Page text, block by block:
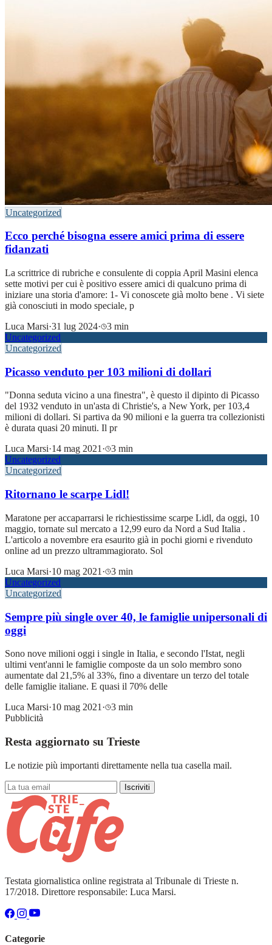
Uncategorized
Ecco perché bisogna essere amici prima di essere
fidanzati
La scrittrice di rubriche e consulente di coppia April Masini elenca
sette motivi per cui è positivo essere amici di qualcuno prima di
iniziare una storia d'amore: 1- Vi conoscete già molto bene . Vi siete
già conosciuti in modo speciale, p
Luca Marsi·31 lug 2024·
3 min
Uncategorized
Uncategorized
Picasso venduto per 103 milioni di dollari
"Donna seduta vicino a una finestra", è questo il dipinto di Picasso
del 1932 venduto in un'asta di Christie's, a New York, per 103,4
milioni di dollari. Si partiva da 90 milioni e la guerra tra collezionisti
è durata quasi 20 minuti. Il pr
Luca Marsi·14 mag 2021·
3 min
Uncategorized
Uncategorized
Ritornano le scarpe Lidl!
Maratone per accaparrarsi le richiestissime scarpe Lidl, da oggi, 10
maggio, tornate sul mercato a 12,99 euro da Nord a Sud Italia .
L'articolo a novembre era esaurito già in pochi giorni e rivenduto
online ad un prezzo ultrammagiorato. Sol
Luca Marsi·10 mag 2021 ·
3 min
Uncategorized
Uncategorized
Sempre più single over 40, le famiglie unipersonali di
oggi
Sono nove milioni oggi i single in Italia, e secondo l'Istat, negli
ultimi vent'anni le famiglie composte da un solo membro sono
aumentate dal 21,5% al 33%, fino a diventare un terzo del totale
delle famiglie italiane. E quasi il 70% delle
Luca Marsi·10 mag 2021 ·
3 min
Pubblicità
Resta aggiornato su Trieste
Le notizie più importanti direttamente nella tua casella mail.
Iscriviti
Testata giornalistica online registrata al Tribunale di Trieste n.
17/2018. Direttore responsabile: Luca Marsi.
Categorie